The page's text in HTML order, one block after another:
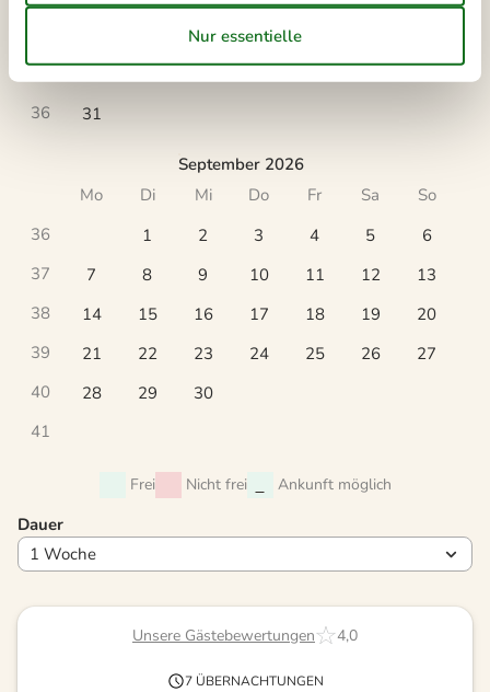
19 20
35
36
31
September 2026
Mo
Di Mi Do Fr Sa
So
36
1 2 3 4 5
6
37
7 8 9 10 11 12
13
38
14 15 16 17 18 19
20
39
21 22 23 24 25 26
27
40
28 29
30
41
Frei Nicht frei Ankunft möglich
Dauer
Unsere Gästebewertungen 4,0
7 ÜBERNACHTUNGEN